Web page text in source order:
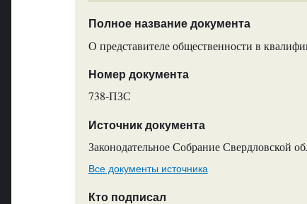
Полное название документа
О представителе общественности в
Номер документа
738-ПЗС
Источник документа
Законодательное Собрание Свердловской
Все документы источника
Кто подписал